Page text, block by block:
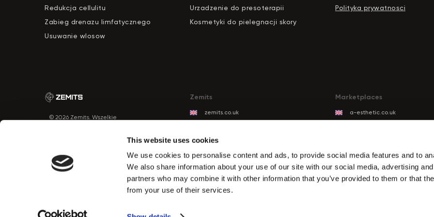
This website uses cookies
We use cookies to personalise content and ads, to provide social media features and to
We also share information about your use of our site with our social media, advertising
partners who may combine it with other information that you’ve provided to them or that
from your use of their services.
Redukcja cellulitu
Zabieg drenazu limfatycznego
Usuwanie wlosow
Urzadzenie do presoterapii
Kosmetyki do pielegnacji skory
Polityka prywatnosci
zemits.co.uk
zemits.be
zemits.it
zemits.com
zemits.de
zemits.biz.tr
Zemits
a-esthetic.co.uk
Marketplaces
© 2026 Zemits. Wszelkie